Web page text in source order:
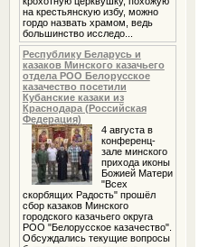
на крестьянскую избу, можно
гордо назвать храмом, ведь
большинство исследо...
Республику Беларусь и
казаков Минского казачьего
отдела РОО Белорусское
казачество посетили
Кубанские казаки из
Краснодара (Российская
Федерация)
4 августа в
конференц-
зале минского
прихода иконы
Божией Матери
"Всех
скорбящих Радость" прошёл
сбор казаков Минского
городского казачьего округа
РОО "Белорусское казачество".
Обсуждались текущие вопросы